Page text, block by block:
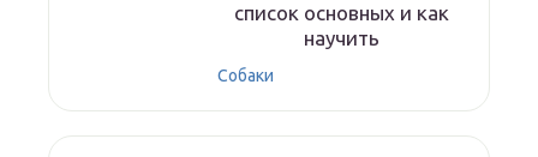
список основных и как
научить
Собаки